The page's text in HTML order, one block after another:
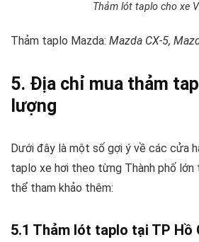
Thảm lót taplo cho xe
Thảm taplo Mazda: Mazda CX-5,
5. Địa chỉ mua thảm
lượng
Dưới đây là một số gợi ý về các cửa
taplo xe hơi theo từng Thành phố lớn
thể tham khảo thêm:
5.1 Thảm lót taplo tại TP Hồ